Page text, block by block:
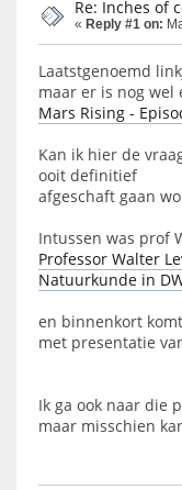
Re: Inches of
« Reply #1 on:
Laatstgenoemd
maar er is nog
Mars Rising -
Kan ik hier de
ooit definitief
afgeschaft gaan
Intussen was prof
Professor Walter
Natuurkunde in
en binnenkort
met presentatie
Ik ga ook naar die
maar misschien